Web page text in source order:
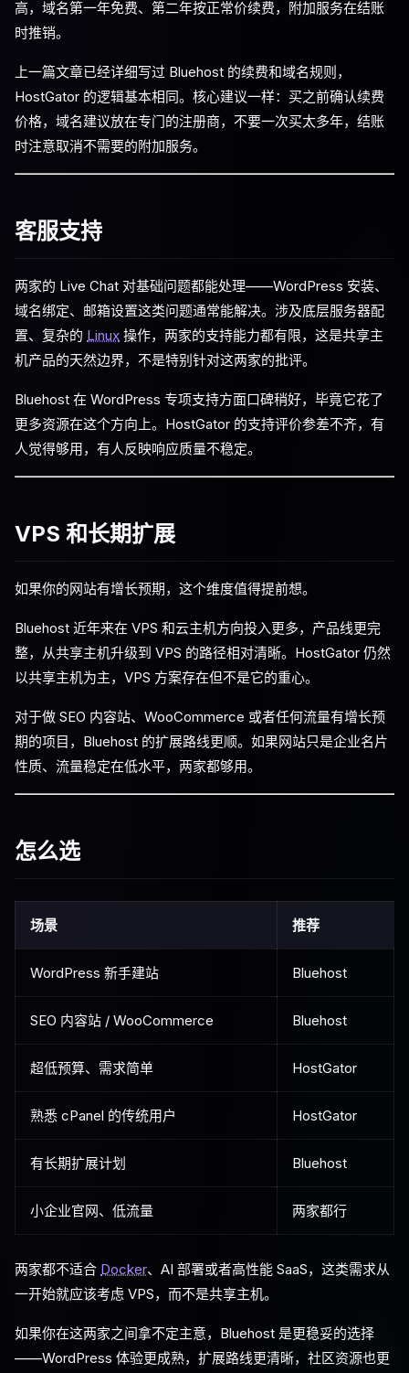
高，域名第一年免费、第二年按正常价续费，附加服务在结账
时推销。
上一篇文章已经详细写过 Bluehost 的续费和域名规则，
HostGator 的逻辑基本相同。核心建议一样：买之前确认续费
价格，域名建议放在专门的注册商，不要一次买太多年，结账
时注意取消不需要的附加服务。
客服支持
两家的 Live Chat 对基础问题都能处理——WordPress 安装、
域名绑定、邮箱设置这类问题通常能解决。涉及底层服务器配
置、复杂的 Linux 操作，两家的支持能力都有限，这是共享主
机产品的天然边界，不是特别针对这两家的批评。
Bluehost 在 WordPress 专项支持方面口碑稍好，毕竟它花了
更多资源在这个方向上。HostGator 的支持评价参差不齐，有
人觉得够用，有人反映响应质量不稳定。
VPS 和长期扩展
如果你的网站有增长预期，这个维度值得提前想。
Bluehost 近年来在 VPS 和云主机方向投入更多，产品线更完
整，从共享主机升级到 VPS 的路径相对清晰。HostGator 仍然
以共享主机为主，VPS 方案存在但不是它的重心。
对于做 SEO 内容站、WooCommerce 或者任何流量有增长预
期的项目，Bluehost 的扩展路线更顺。如果网站只是企业名片
性质、流量稳定在低水平，两家都够用。
怎么选
场景 推荐
WordPress 新手建站 Bluehost
SEO 内容站 / WooCommerce Bluehost
超低预算、需求简单 HostGator
熟悉 cPanel 的传统用户 HostGator
有长期扩展计划 Bluehost
小企业官网、低流量 两家都行
两家都不适合 Docker、AI 部署或者高性能 SaaS，这类需求从
一开始就应该考虑 VPS，而不是共享主机。
如果你在这两家之间拿不定主意，Bluehost 是更稳妥的选择
——WordPress 体验更成熟，扩展路线更清晰，社区资源也更